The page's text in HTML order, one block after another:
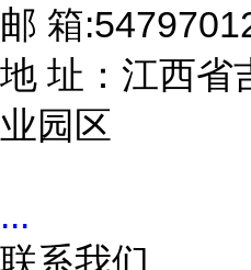
邮 箱
地 址：江西省
业园区
...
联系我们